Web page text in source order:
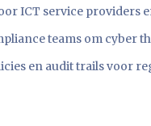
ICT service providers
teams om cyber
en audit trails voor